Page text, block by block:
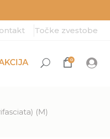
Točke zvestobe
0
(M)